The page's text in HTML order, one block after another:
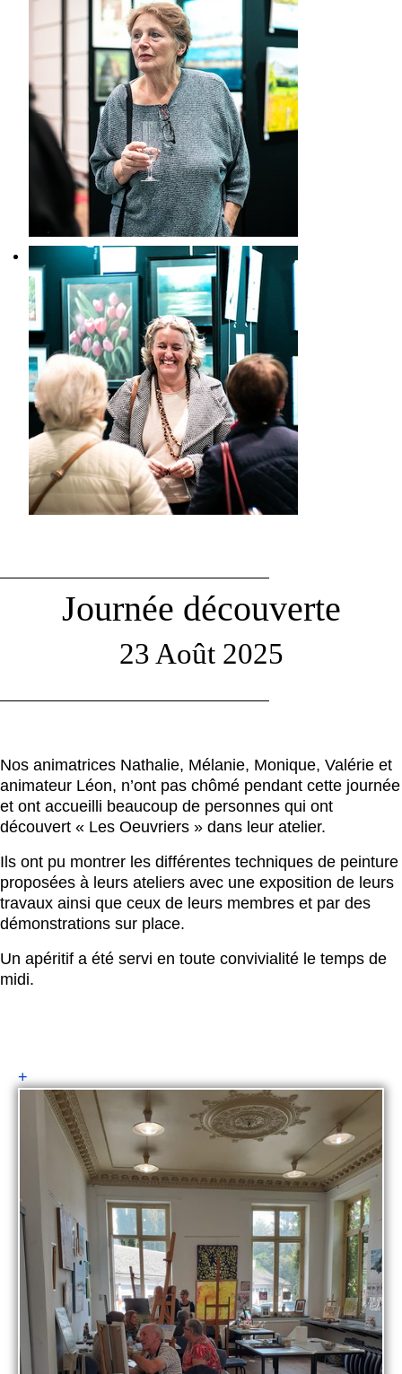
Journée découverte
23 Août 2025
Nos animatrices Nathalie, Mélanie, Monique, Valérie et
animateur Léon, n’ont pas chômé pendant cette journée
et ont accueilli beaucoup de personnes qui ont
découvert « Les Oeuvriers » dans leur atelier.
Ils ont pu montrer les différentes techniques de peinture
proposées à leurs ateliers avec une exposition de leurs
travaux ainsi que ceux de leurs membres et par des
démonstrations sur place.
Un apéritif a été servi en toute convivialité le temps de
midi.
+